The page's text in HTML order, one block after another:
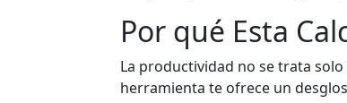
Por qué Esta
La productividad no se trata
herramienta te ofrece un